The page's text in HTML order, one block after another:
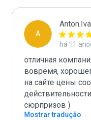
A
há 11
отличная
вовремя,
на сайте цены
сюрпризов )
Mostrar tradução